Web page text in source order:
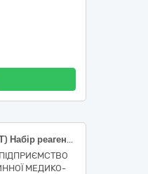
Аланінамінотрансфераза (АЛТ) Набір реагентів: Реагент1,1х100мл + Реагент2, 1х20мл (НК 024:2023:52925 - Аланінамінотрансфераза (ALT) IVD, реагент); Аспартатамінотрансфераза (АСТ) Набір реагентів: Реагент1,1х120мл + Реагент2, 1х30мл (НК 024:2023:52954 -Загальна аспартатамінотрансфераза (AST) IVD, набір, ферментний спектрофотометричний аналіз); Сечова кислота Набір реагентів: Реагент1, 1х125мл + Стандарт,1х5мл (НК 024:2023: 53586 — Сечова кислота IVD (діагностика in vitro), реагент); Прямий Білірубін (напів-авто) Набір реагентів: Реагент1, 1x250мл+ Реагент2, 1x25мл + Калібратор, 1x3мл (НК 024:2023: 63410 - Загальний / кон'югований (прямий) білірубін ІВД, комплект, спектрофотометрія)
МЕДИКО-